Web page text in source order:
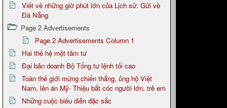
Viết về những giờ phút lớn của Lịch sử: Gửi về
Đà Nẵng
Page 2 Advertisements
Page 2 Advertisements Column 1
Hai thế hệ một tâm tư
Đại bản doanh Bộ Tổng tư lệnh tối cao
Toàn thế giới mừng chiến thắng, ủng hộ Việt
Nam, lên án Mỹ- Thiệu bắt cóc người lớn, trẻ em
Những cuộc biếu diễn đặc sắc